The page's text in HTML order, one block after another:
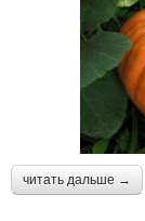
читать дальше →